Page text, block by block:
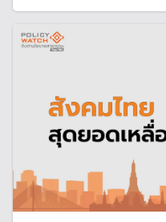
จับต้องได้ง่าย